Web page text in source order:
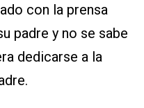
con la prensa
padre y no se sabe
dedicarse a la